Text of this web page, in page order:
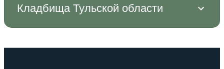
Кладбища Тульской области